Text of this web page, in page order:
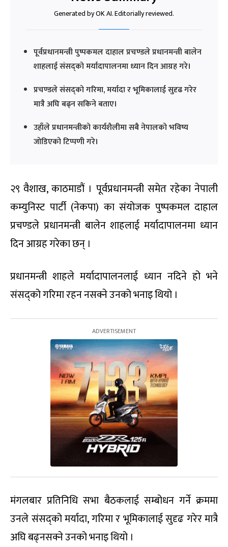
Generated by OK AI. Editorially reviewed.
पूर्वप्रधानमन्त्री पुष्पकमल दाहाल प्रचण्डले प्रधानमन्त्री बालेन
शाहलाई संसद्को मर्यादापालनमा ध्यान दिन आग्रह गरे।
प्रचण्डले संसद्को गरिमा, मर्यादा र भूमिकालाई सुदृढ गरेर
मात्रै अघि बढ्न सकिने बताए।
उहाँले प्रधानमन्त्रीको कार्यशैलीमा सबै नेपालको भविष्य
जोडिएको टिप्पणी गरे।
२९ वैशाख, काठमाडौं । पूर्वप्रधानमन्त्री समेत रहेका नेपाली
कम्युनिस्ट पार्टी (नेकपा) का संयोजक पुष्पकमल दाहाल
प्रचण्डले प्रधानमन्त्री बालेन शाहलाई मर्यादापालनमा ध्यान
दिन आग्रह गरेका छन् ।
प्रधानमन्त्री शाहले मर्यादापालनलाई ध्यान नदिने हो भने
संसद्को गरिमा रहन नसक्ने उनको भनाइ थियो ।
मंगलबार प्रतिनिधि सभा बैठकलाई सम्बोधन गर्ने क्रममा
उनले संसद्को मर्यादा, गरिमा र भूमिकालाई सुदृढ गरेर मात्रै
अघि बढ्नसक्ने उनको भनाइ थियो ।